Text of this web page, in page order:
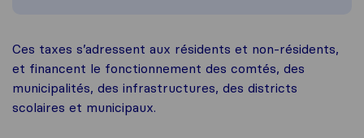
Ces taxes s’adressent aux résidents et non-résidents,
et financent le fonctionnement des comtés, des
municipalités, des infrastructures, des districts
scolaires et municipaux.